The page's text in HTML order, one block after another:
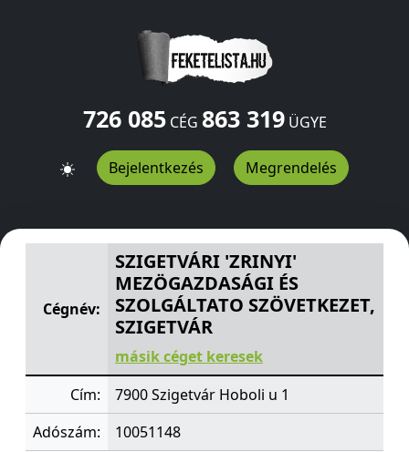
726 085CÉG 863 319ÜGYE
Bejelentkezés Megrendelés
SZIGETVÁRI 'ZRINYI' MEZÖGAZDASÁGI ÉS
Cégnév:
SZIGETVÁRI 'ZRINYI'
MEZÖGAZDASÁGI ÉS
SZOLGÁLTATO SZÖVETKEZET,
SZIGETVÁR
másik céget keresek
Cím:
7900 Szigetvár Hoboli u 1
Adószám:
10051148